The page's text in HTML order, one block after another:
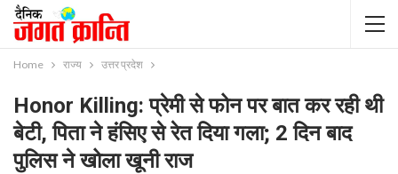
Home राज्य उत्तर प्रदेश
Honor Killing: प्रेमी से फोन पर बात कर रही थी
बेटी, पिता ने हंसिए से रेत दिया गला; 2 दिन बाद
पुलिस ने खोला खूनी राज